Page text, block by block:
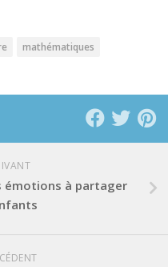
mathématiques
émotions à partager